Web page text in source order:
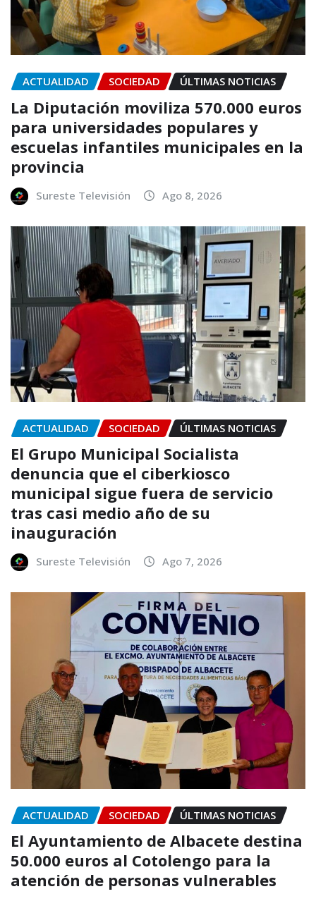
ACTUALIDAD SOCIEDAD ÚLTIMAS NOTICIAS
La Diputación moviliza 570.000 euros
para universidades populares y
escuelas infantiles municipales en la
provincia
Sureste Televisión Ago 8, 2026
ACTUALIDAD SOCIEDAD ÚLTIMAS NOTICIAS
El Grupo Municipal Socialista
denuncia que el ciberkiosco
municipal sigue fuera de servicio
tras casi medio año de su
inauguración
Sureste Televisión Ago 7, 2026
ACTUALIDAD SOCIEDAD ÚLTIMAS NOTICIAS
El Ayuntamiento de Albacete destina
50.000 euros al Cotolengo para la
atención de personas vulnerables